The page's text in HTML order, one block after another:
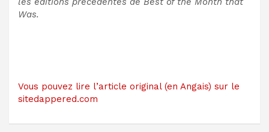
Was.
Vous pouvez lire l’article original (en Angais) sur le
sitedappered.com